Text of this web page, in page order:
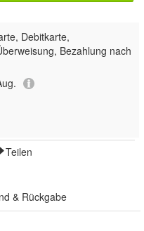
Debitkarte,
Bezahlung nach
Teilen
& Rückgabe